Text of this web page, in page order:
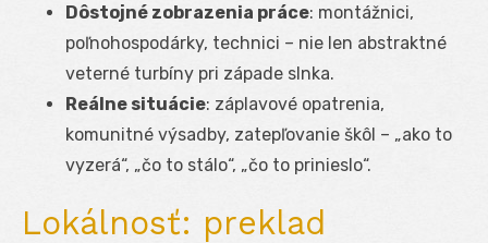
Dôstojné zobrazenia práce: montážnici,
poľnohospodárky, technici – nie len abstraktné
veterné turbíny pri západe slnka.
Reálne situácie: záplavové opatrenia,
komunitné výsadby, zatepľovanie škôl – „ako to
vyzerá“, „čo to stálo“, „čo to prinieslo“.
Lokálnosť: preklad